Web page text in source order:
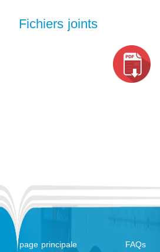
Fichiers joints
page principale FAQs